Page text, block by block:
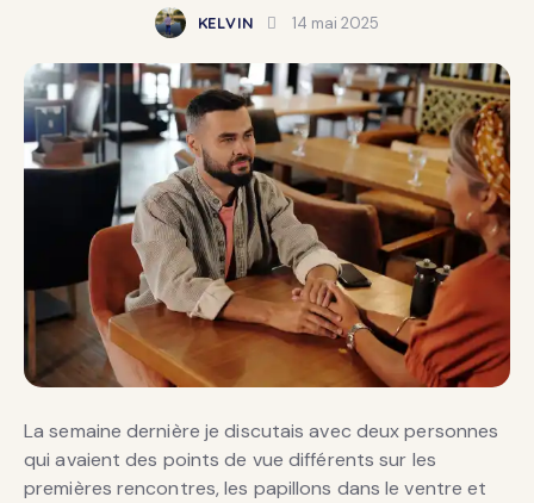
KELVIN 14 mai 2025
La semaine dernière je discutais avec deux personnes
qui avaient des points de vue différents sur les
premières rencontres, les papillons dans le ventre et